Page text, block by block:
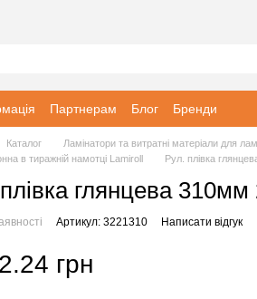
Партнерам Блог Бренди
Каталог
Ламінатори та витратні матеріали для
в тиражній намотці Lamiroll
Рул. плівка
глянцева
Артикул: 3221310 Написати відгук
грн